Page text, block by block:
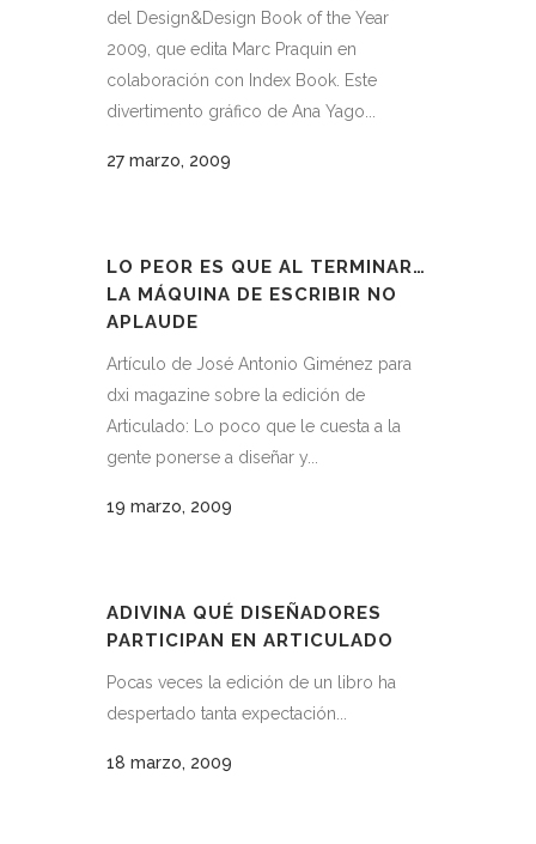
del Design&Design Book of the Year
2009, que edita Marc Praquin en
colaboración con Index Book. Este
divertimento gráfico de Ana Yago...
27 marzo, 2009
LO PEOR ES QUE AL TERMINAR…
LA MÁQUINA DE ESCRIBIR NO
APLAUDE
Artículo de José Antonio Giménez para
dxi magazine sobre la edición de
Articulado: Lo poco que le cuesta a la
gente ponerse a diseñar y...
19 marzo, 2009
ADIVINA QUÉ DISEÑADORES
PARTICIPAN EN ARTICULADO
Pocas veces la edición de un libro ha
despertado tanta expectación...
18 marzo, 2009